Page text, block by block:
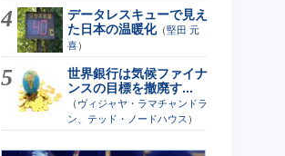
データレスキューで見え
た日本の温暖化（堅田 元
喜）
世界銀行は気候ファイナ
ンスの目標を撤廃す...
（ ヴィジャヤ・ラマチャンドラ
ン、テッド・ノードハウス ）